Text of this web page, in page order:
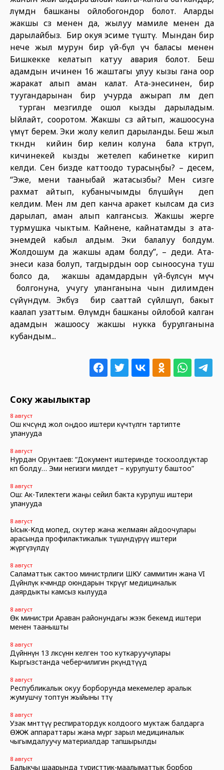
өлүмдөн башканы ойлобогондор болот. Аларды
жакшы сөз менен да, жылуу мамиле менен да
дарылайбыз. Бир окуя эсиме түштү. Мындан бир
нече жыл мурун бир үй-бүлө үч баласы менен
Бишкекке келатып катуу авария болот. Беш
адамдын ичинен 16 жаштагы улуу кызы гана оор
жаракат алып аман калат. Ата-энесинен, бир
туугандарынан бир учурда ажырап өлөм деп
турган мезгилде ошол кызды дарыладым.
Ыйлайт, сооротом. Жакшы сөз айтып, жашоосуна
үмүт берем. Эки жолу келип дарыланды. Беш жыл
өткөндөн кийин бир келин колуна бала көтөрүп,
кичинекей кызды жетелеп кабинетке кирип
келди. Сен бизде каттоодо турасыңбы? – десем,
“Эже, мени тааныбай жатасызбы? Мен сизге
рахмат айтып, кубанычымды бөлүшөйүн деп
келдим. Мен өлөм деп канча аракет кылсам да сиз
дарылап, аман алып калгансыз. Жакшы жерге
турмушка чыктым. Кайнене, кайнатамды өз ата-
энемдей кабыл алдым. Эки балалуу болдум.
Жолдошум да жакшы адам болду”, – деди. Ата-
энеси каза болуп, тагдырдын оор сыноосуна туш
болсо да, жакшы адамдардын үй-бүлөсүнө мүчө
болгонуна, учугу уланганына чын дилимден
сүйүндүм. Экөөбүз бир сааттай сүйлөшүп, бакыт
каалап узаттым. Өлүмдөн башканы ойлобой калган
адамдын жашоосу жакшы нукка бурулганына
кубандым...
Соңку жаңылыктар
8 август
Ош көчөсүндө жол оңдоо иштери күчөтүлгөн тартипте
уланууда
8 август
Нурдан Орунтаев: “Документ иштеринде тоскоолдуктар
көп болду… Эми негизги милдет – курулушту баштоо”
8 август
Ош: Ак-Тилектеги жаңы сейил бакта курулуш иштери
уланууда
8 август
Ысык-Көлдө мопед, скутер жана желмаян айдоочулары
арасында профилактикалык түшүндүрүү иштери
жүргүзүлдү
8 август
Саламаттык сактоо министрлиги ШКУ саммитин жана VI
Дүйнөлүк көчмөндөр оюндарын өткөрүүгө медициналык
даярдыкты камсыз кылууда
8 август
Өк министри Араван районундагы жээк бекемдөө иштери
менен таанышты
8 август
Дүйнөнүн 13 өлкөсүнөн келген тоо куткаруучулары
Кыргызстанда чеберчилигин өркүндөтүүдө
8 август
Республикалык окуу борборунда мекемелер аралык
жумушчу топтун жыйыны өттү
8 август
Узак мөөнөттүү респиратордук колдоого муктаж балдарга
ӨЖЖ аппараттары жана өмүргө зарыл медициналык
чыгымдалуучу материалдар тапшырылды
8 август
Балыкчы шаарында туристтик-маалыматтык борбор